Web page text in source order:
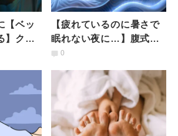
【ベッ
】クッ
だね
【疲れているのに暑さで
眠れない夜に…】腹式呼
吸で自律神経を整えて深
ガ」
0